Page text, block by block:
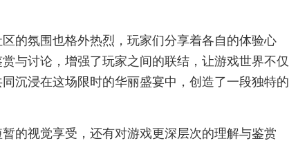
的氛围也格外热烈，玩家们分享着各自的体验心
与讨论，增强了玩家之间的联结，让游戏世界不仅
沉浸在这场限时的华丽盛宴中，创造了一段独特的
的视觉享受，还有对游戏更深层次的理解与鉴赏